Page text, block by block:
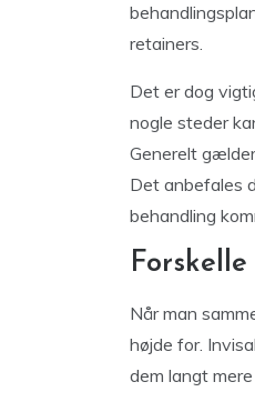
retainers.
Det er dog
nogle steder
Generelt
Det anbefales
behandling
Når man
højde for.
dem langt